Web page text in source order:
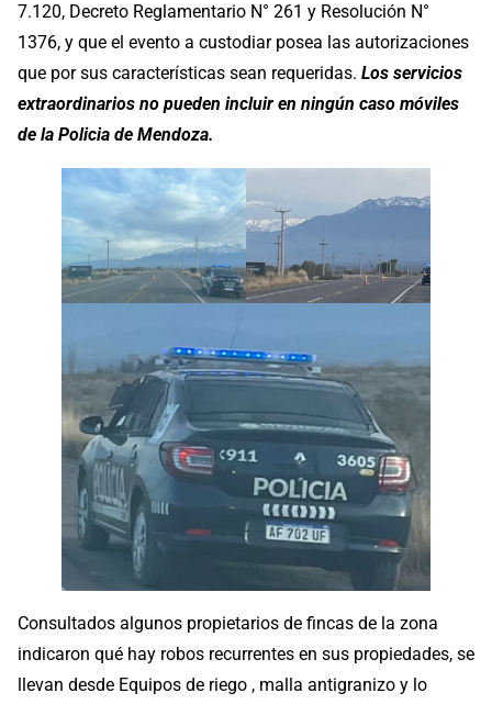
7.120, Decreto Reglamentario N° 261 y Resolución N°
1376, y que el evento a custodiar posea las autorizaciones
que por sus características sean requeridas. Los servicios
extraordinarios no pueden incluir en ningún caso móviles
de la Policia de Mendoza.
Consultados algunos propietarios de fincas de la zona
indicaron qué hay robos recurrentes en sus propiedades, se
llevan desde Equipos de riego , malla antigranizo y lo